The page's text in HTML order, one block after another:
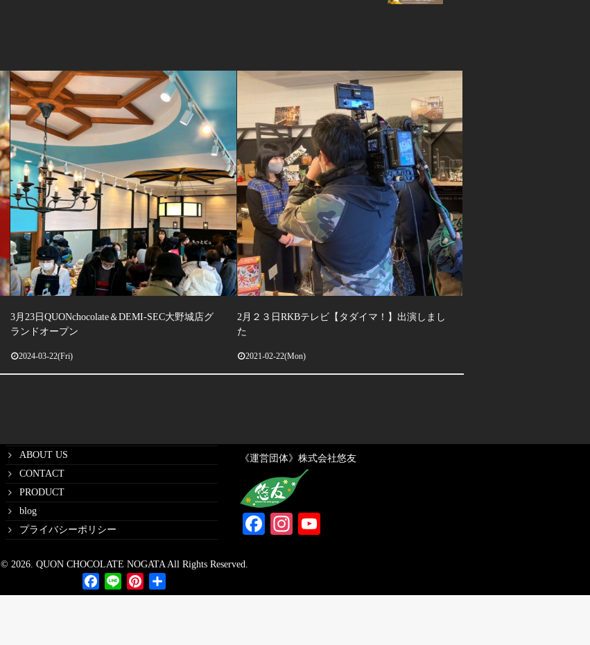
3月23日QUONchocolate＆DEMI-SEC大野城店グ
ランドオープン
2024-03-22(Fri)
2月２３日RKBテレビ【タダイマ！】出演しまし
た
2021-02-22(Mon)
ABOUT US
CONTACT
PRODUCT
blog
プライバシーポリシー
《運営団体》株式会社悠友
Facebook
Instagram
© 2026. QUON CHOCOLATE NOGATA All Rights Reserved.
Facebook
Line Pinterest